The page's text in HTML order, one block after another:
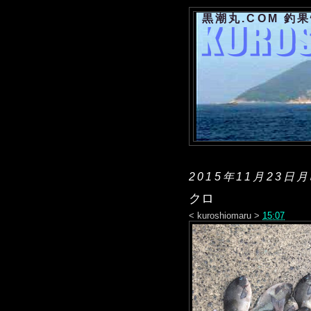
黒潮丸.COM 釣
2015年11月23日月
クロ
< kuroshiomaru > 15:07